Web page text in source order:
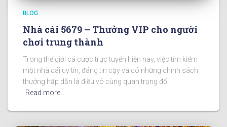
BLOG
Nhà cái 5679 – Thưởng VIP cho người
chơi trung thành
Trong thế giới cá cược trực tuyến hiện nay, việc tìm kiếm
một nhà cái uy tín, đáng tin cậy và có những chính sách
thưởng hấp dẫn là điều vô cùng quan trọng đối
Read more…